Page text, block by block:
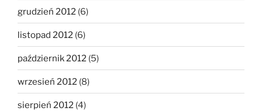
grudzień 2012 (6)
listopad 2012 (6)
październik 2012 (5)
wrzesień 2012 (8)
sierpień 2012 (4)